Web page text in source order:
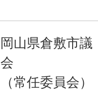
岡山県倉敷市議
会
（常任委員会）